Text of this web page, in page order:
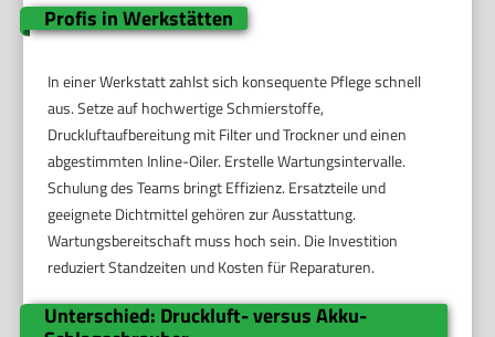
Profis in Werkstätten
In einer Werkstatt zahlst sich konsequente Pflege schnell
aus. Setze auf hochwertige Schmierstoffe,
Druckluftaufbereitung mit Filter und Trockner und einen
abgestimmten Inline-Oiler. Erstelle Wartungsintervalle.
Schulung des Teams bringt Effizienz. Ersatzteile und
geeignete Dichtmittel gehören zur Ausstattung.
Wartungsbereitschaft muss hoch sein. Die Investition
reduziert Standzeiten und Kosten für Reparaturen.
Unterschied: Druckluft- versus Akku-